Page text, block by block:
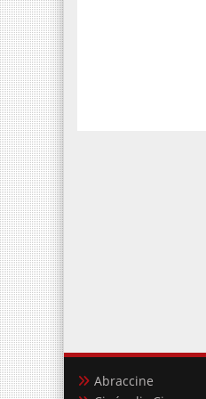
Abraccine